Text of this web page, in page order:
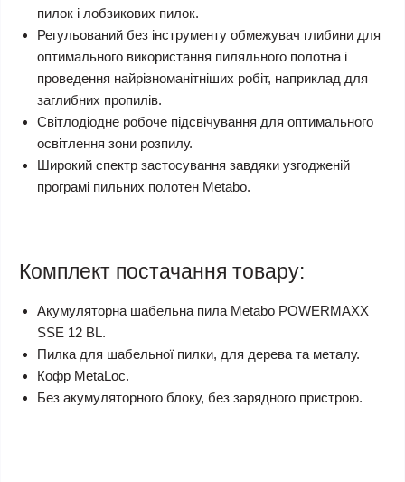
пилок і лобзикових пилок.
Регульований без інструменту обмежувач глибини для
оптимального використання пиляльного полотна і
проведення найрізноманітніших робіт, наприклад для
заглибних пропилів.
Світлодіодне робоче підсвічування для оптимального
освітлення зони розпилу.
Широкий спектр застосування завдяки узгодженій
програмі пильних полотен Metabo.
Комплект постачання товару:
Акумуляторна шабельна пила Metabo POWERMAXX
SSE 12 BL.
Пилка для шабельної пилки, для дерева та металу.
Кофр MetaLoc.
Без акумуляторного блоку, без зарядного пристрою.